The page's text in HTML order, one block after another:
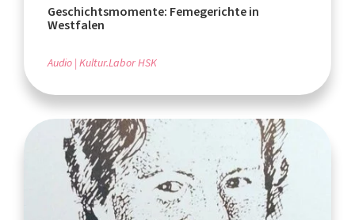
Geschichtsmomente: Femegerichte in
Westfalen
Audio Kultur.Labor HSK